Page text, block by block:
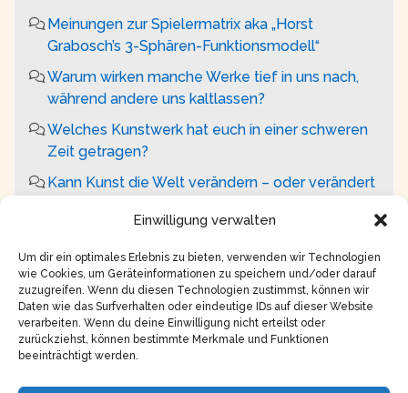
Einwilligung verwalten
Um dir ein optimales Erlebnis zu bieten, verwenden wir Technologien
wie Cookies, um Geräteinformationen zu speichern und/oder darauf
zuzugreifen. Wenn du diesen Technologien zustimmst, können wir
Daten wie das Surfverhalten oder eindeutige IDs auf dieser Website
verarbeiten. Wenn du deine Einwilligung nicht erteilst oder
zurückziehst, können bestimmte Merkmale und Funktionen
beeinträchtigt werden.
Meinungen zur Spielermatrix aka „Horst
Grabosch’s 3-Sphären-Funktionsmodell“
Warum wirken manche Werke tief in uns nach,
während andere uns kaltlassen?
Welches Kunstwerk hat euch in einer schweren
Zeit getragen?
Kann Kunst die Welt verändern – oder verändert
Verantwortung, ‚schön‘ zu sein?